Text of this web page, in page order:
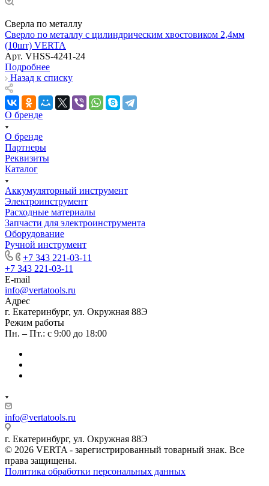
Сверла по металлу
Сверло по металлу с цилиндрическим хвостовиком 2,4мм
(10шт) VERTA
Арт. VHSS-4241-24
Подробнее
Назад к списку
О бренде
О бренде
Партнеры
Реквизиты
Каталог
Аккумуляторный инструмент
Электроинструмент
Расходные материалы
Запчасти для электроинструмента
Оборудование
Ручной инструмент
+7 343 221-03-11
+7 343 221-03-11
E-mail
info@vertatools.ru
Адрес
г. Екатеринбург, ул. Окружная 88Э
Режим работы
Пн. – Пт.: с 9:00 до 18:00
info@vertatools.ru
г. Екатеринбург, ул. Окружная 88Э
© 2026 VERTA - зарегистрированный товарный знак. Все
права защищены.
Политика обработки персональных данных